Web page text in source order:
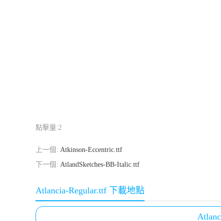
點擊量:2
上一個: Atkinson-Eccentric.ttf
下一個: AtlandSketches-BB-Italic.ttf
Atlancia-Regular.ttf 下載地點